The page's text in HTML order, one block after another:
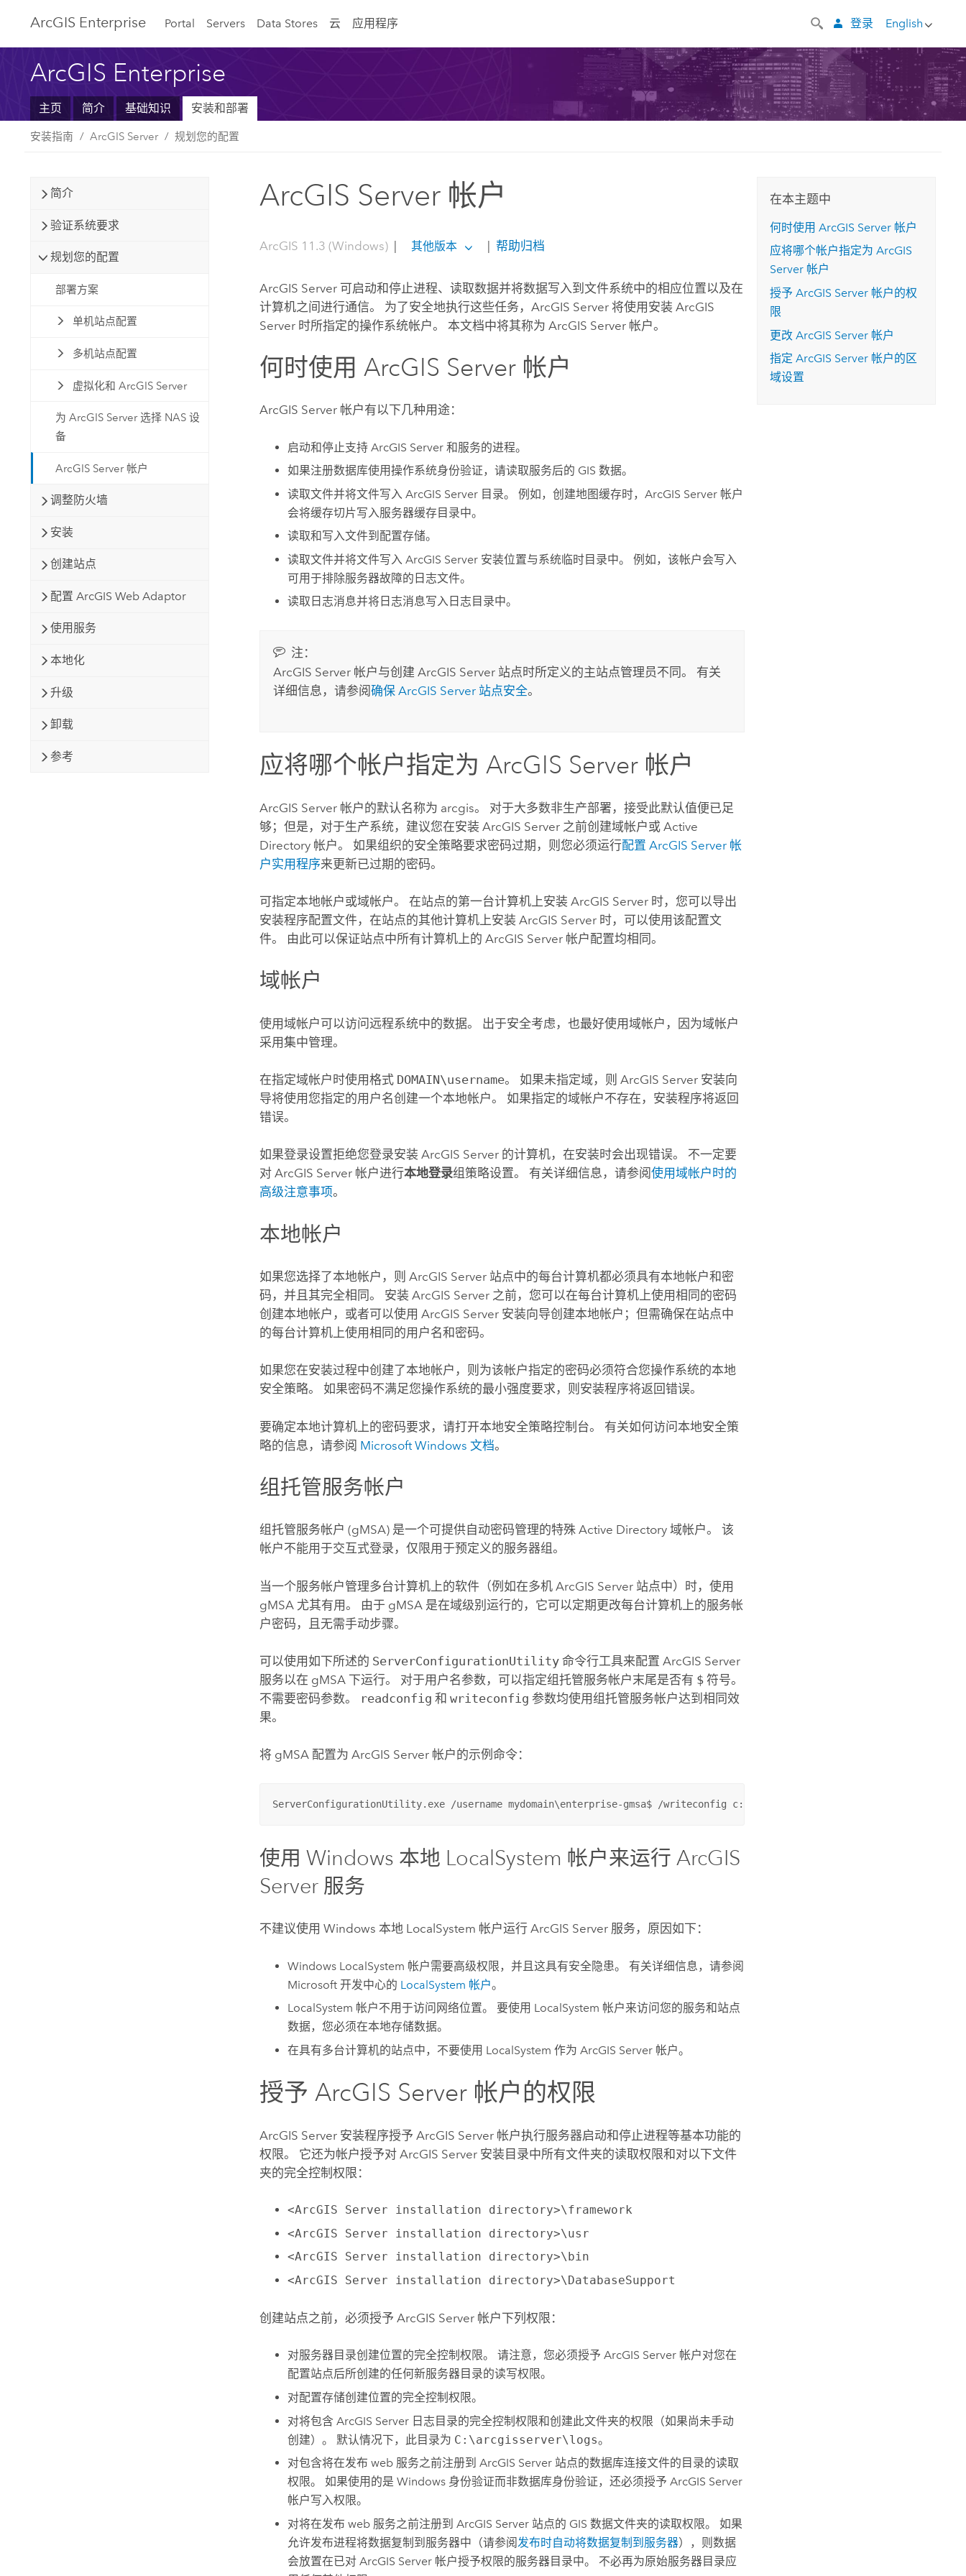
ArcGIS Enterprise Portal Servers Data Stores 云 应用程序 English
登录
ArcGIS Enterprise
主页 简介 基础知识 安装和部署
安装指南 ArcGIS Server 规划您的配置
简介
验证系统要求
规划您的配置
部署方案
单机站点配置
多机站点配置
虚拟化和 ArcGIS Server
为 ArcGIS Server 选择 NAS 设
备
ArcGIS Server 帐户
调整防火墙
安装
创建站点
配置 ArcGIS Web Adaptor
使用服务
本地化
升级
卸载
参考
ArcGIS Server 帐户
ArcGIS 11.3 (Windows) | 其他版本 | 帮助归档
ArcGIS Server 可启动和停止进程、读取数据并将数据写入到文件系统中的相应位置以及在
计算机之间进行通信。 为了安全地执行这些任务，ArcGIS Server 将使用安装ArcGIS
Server 时所指定的操作系统帐户。 本文档中将其称为ArcGIS Server 帐户。
何时使用 ArcGIS Server 帐户
ArcGIS Server 帐户有以下几种用途：
启动和停止支持 ArcGIS Server和服务的进程。
如果注册数据库使用操作系统身份验证，请读取服务后的 GIS 数据。
读取文件并将文件写入 ArcGIS Server目录。 例如，创建地图缓存时， ArcGIS Server帐户
会将缓存切片写入服务器缓存目录中。
读取和写入文件到配置存储。
读取文件并将文件写入 ArcGIS Server安装位置与系统临时目录中。 例如，该帐户会写入
可用于排除服务器故障的日志文件。
读取日志消息并将日志消息写入日志目录中。
注：
ArcGIS Server帐户与创建 ArcGIS Server站点时所定义的主站点管理员不同。 有关
详细信息，请参阅确保 ArcGIS Server站点安全。
应将哪个帐户指定为ArcGIS Server 帐户
ArcGIS Server 帐户的默认名称为 arcgis。 对于大多数非生产部署，接受此默认值便已足
够；但是，对于生产系统，建议您在安装ArcGIS Server 之前创建域帐户或 Active
Directory 帐户。 如果组织的安全策略要求密码过期，则您必须运行配置ArcGIS Server 帐
户实用程序来更新已过期的密码。
可指定本地帐户或域帐户。 在站点的第一台计算机上安装ArcGIS Server 时，您可以导出
安装程序配置文件，在站点的其他计算机上安装ArcGIS Server 时，可以使用该配置文
件。 由此可以保证站点中所有计算机上的ArcGIS Server 帐户配置均相同。
域帐户
使用域帐户可以访问远程系统中的数据。 出于安全考虑，也最好使用域帐户，因为域帐户
采用集中管理。
在指定域帐户时使用格式 DOMAIN\username。 如果未指定域，则ArcGIS Server 安装向
导将使用您指定的用户名创建一个本地帐户。 如果指定的域帐户不存在，安装程序将返回
错误。
如果登录设置拒绝您登录安装ArcGIS Server 的计算机，在安装时会出现错误。 不一定要
对ArcGIS Server 帐户进行本地登录组策略设置。 有关详细信息，请参阅使用域帐户时的
高级注意事项。
本地帐户
如果您选择了本地帐户，则ArcGIS Server 站点中的每台计算机都必须具有本地帐户和密
码，并且其完全相同。 安装ArcGIS Server 之前，您可以在每台计算机上使用相同的密码
创建本地帐户，或者可以使用ArcGIS Server 安装向导创建本地帐户；但需确保在站点中
的每台计算机上使用相同的用户名和密码。
如果您在安装过程中创建了本地帐户，则为该帐户指定的密码必须符合您操作系统的本地
安全策略。 如果密码不满足您操作系统的最小强度要求，则安装程序将返回错误。
要确定本地计算机上的密码要求，请打开本地安全策略控制台。 有关如何访问本地安全策
略的信息，请参阅 Microsoft Windows 文档。
组托管服务帐户
组托管服务帐户 (gMSA) 是一个可提供自动密码管理的特殊 Active Directory 域帐户。 该
帐户不能用于交互式登录，仅限用于预定义的服务器组。
当一个服务帐户管理多台计算机上的软件（例如在多机ArcGIS Server 站点中）时，使用
gMSA 尤其有用。 由于 gMSA 是在域级别运行的，它可以定期更改每台计算机上的服务帐
户密码，且无需手动步骤。
可以使用如下所述的 ServerConfigurationUtility 命令行工具来配置ArcGIS Server
服务以在 gMSA 下运行。 对于用户名参数，可以指定组托管服务帐户末尾是否有 $ 符号。
不需要密码参数。
readconfig 和writeconfig 参数均使用组托管服务帐户达到相同效
果。
将 gMSA 配置为ArcGIS Server 帐户的示例命令：
ServerConfigurationUtility.exe /username mydomain\enterprise-gmsa$ /writeconfig c:\temp\domainaccountconfig.xml
使用Windows 本地 LocalSystem 帐户来运行ArcGIS
Server 服务
不建议使用Windows 本地 LocalSystem 帐户运行ArcGIS Server 服务，原因如下：
WindowsLocalSystem 帐户需要高级权限，并且这具有安全隐患。 有关详细信息，请参阅
Microsoft开发中心的 LocalSystem 帐户。
LocalSystem 帐户不用于访问网络位置。 要使用 LocalSystem 帐户来访问您的服务和站点
数据，您必须在本地存储数据。
在具有多台计算机的站点中，不要使用 LocalSystem 作为 ArcGIS Server帐户。
授予ArcGIS Server 帐户的权限
ArcGIS Server 安装程序授予ArcGIS Server 帐户执行服务器启动和停止进程等基本功能的
权限。 它还为帐户授予对ArcGIS Server 安装目录中所有文件夹的读取权限和对以下文件
夹的完全控制权限：
<ArcGIS Server installation directory>\framework
<ArcGIS Server installation directory>\usr
<ArcGIS Server installation directory>\bin
<ArcGIS Server installation directory>\DatabaseSupport
创建站点之前，必须授予ArcGIS Server 帐户下列权限：
对服务器目录创建位置的完全控制权限。 请注意，您必须授予 ArcGIS Server帐户对您在
配置站点后所创建的任何新服务器目录的读写权限。
对配置存储创建位置的完全控制权限。
对将包含 ArcGIS Server日志目录的完全控制权限和创建此文件夹的权限（如果尚未手动
创建）。 默认情况下，此目录为 C:\arcgisserver\logs。
对包含将在发布 web 服务之前注册到 ArcGIS Server站点的数据库连接文件的目录的读取
权限。 如果使用的是 Windows身份验证而非数据库身份验证，还必须授予 ArcGIS Server
帐户写入权限。
对将在发布 web 服务之前注册到 ArcGIS Server站点的 GIS 数据文件夹的读取权限。 如果
允许发布进程将数据复制到服务器中（请参阅发布时自动将数据复制到服务器），则数据
会放置在已对 ArcGIS Server帐户授予权限的服务器目录中。 不必再为原始服务器目录应
在本主题中
何时使用ArcGIS Server 帐户
应将哪个帐户指定为ArcGIS
Server 帐户
授予ArcGIS Server 帐户的权
限
更改ArcGIS Server 帐户
指定ArcGIS Server 帐户的区
域设置